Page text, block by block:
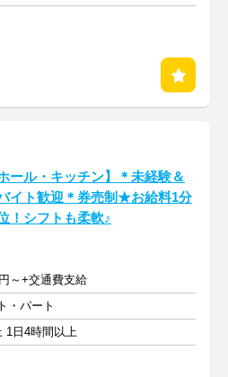
ホール・キッチン】＊未経験＆
イト歓迎＊券売制★お給料1分
！シフトも柔軟♪
～+交通費支給
・パート
1日4時間以上